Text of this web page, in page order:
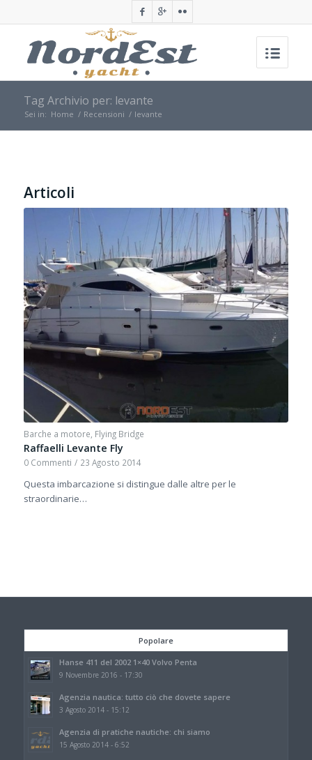
Tag Archivio per: levante
Sei in: Home / Recensioni / levante
Articoli
Barche a motore Flying Bridge
Raffaelli Levante Fly
0 Commenti / 23 Agosto 2014
Questa imbarcazione si distingue dalle altre per le
straordinarie…
Popolare
Hanse 411 del 2002 1×40 Volvo Penta
9 Novembre 2016 - 17:30
Agenzia nautica: tutto ciò che dovete sapere
3 Agosto 2014 - 15:12
Agenzia di pratiche nautiche: chi siamo
15 Agosto 2014 - 6:52